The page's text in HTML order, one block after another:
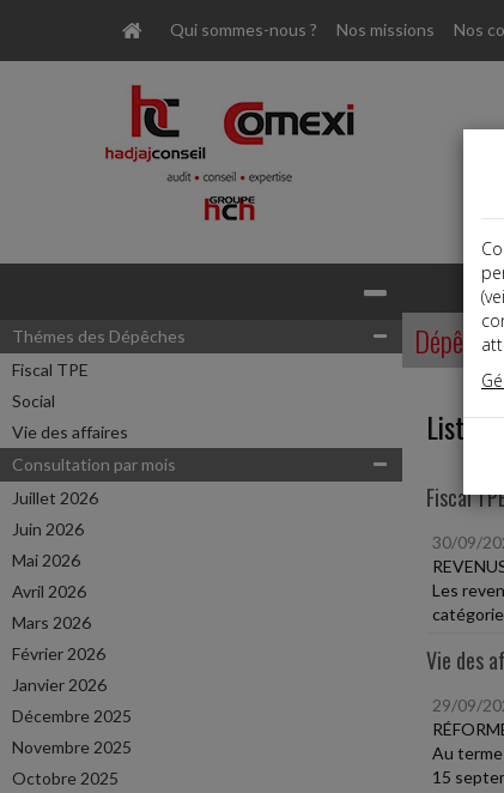
Qui sommes-nous ? Nos missions Nos
Thémes des Dépêches
Fiscal TPE
Social
Vie des affaires
Consultation par mois
Juillet 2026
Juin 2026
Mai 2026
Avril 2026
Mars 2026
Février 2026
Janvier 2026
Décembre 2025
Novembre 2025
Octobre 2025
Liste
Fiscal
30/09/
Les
Vie des
29/09/
Au
15